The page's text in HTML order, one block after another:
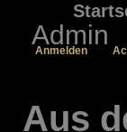
Admin
Anmelden
Aus